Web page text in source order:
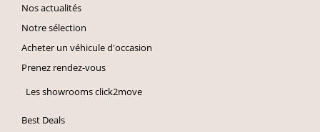
Nos actualités
Notre sélection
Acheter un véhicule d'occasion
Prenez rendez-vous
Les showrooms click2move
Best Deals